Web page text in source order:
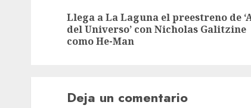
Llega a La Laguna el preestreno de
del Universo’ con Nicholas Galitzine
como He-Man
Deja un comentario